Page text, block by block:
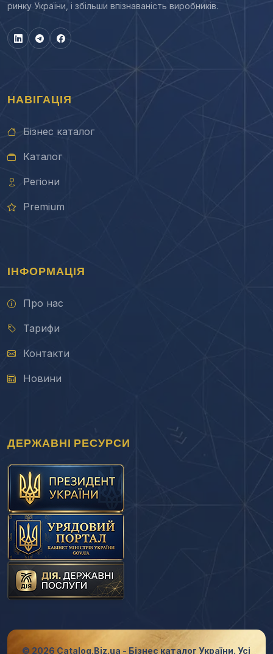
ринку України, і збільши впізнаваність виробників.
НАВІГАЦІЯ
Бізнес каталог
Каталог
Регіони
Premium
ІНФОРМАЦІЯ
Про нас
Тарифи
Контакти
Новини
ДЕРЖАВНІ РЕСУРСИ
© 2026 Catalog.Biz.ua - Бізнес каталог України. Усі